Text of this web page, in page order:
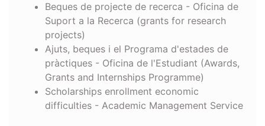
Beques de projecte de recerca - Oficina de
Suport a la Recerca (grants for research
projects)
Ajuts, beques i el Programa d'estades de
pràctiques - Oficina de l'Estudiant (Awards,
Grants and Internships Programme)
Scholarships enrollment economic
difficulties - Academic Management Service